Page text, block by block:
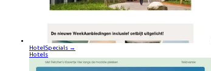
HotelSpecials →
Hotels